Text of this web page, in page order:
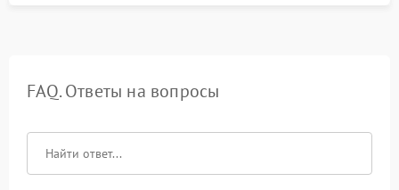
FAQ. Ответы на вопросы